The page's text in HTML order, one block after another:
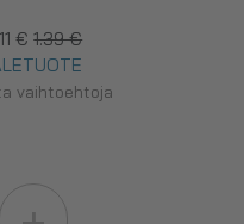
€ 1.39 €
vaihtoehtoja